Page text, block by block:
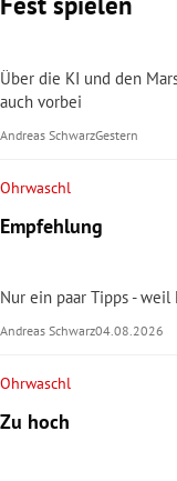
Über die KI und den
auch vorbei
Andreas SchwarzGestern
Ohrwaschl
Empfehlung
Nur ein paar Tipps -
Andreas Schwarz04.08.2026
Ohrwaschl
Zu hoch